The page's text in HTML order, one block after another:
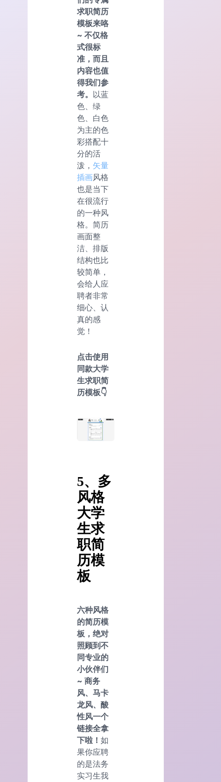
求职简历
模板来咯
~ 不仅格
式很标
准，而且
内容也值
得我们参
考。 以蓝
色、绿
色、白色
为主的色
彩搭配十
分的活
泼， 矢量
插画风格
也是当下
在很流行
的一种风
格。简历
画面整
洁、排版
结构也比
较简单，
会给人应
聘者非常
细心、认
真的感
觉！
点击使用
同款大学
生求职简
历模板👇
5、多
风格
大学
生求
职简
历模
板
六种风格
的简历模
板，绝对
照顾到不
同专业的
小伙伴们
~ 商务
风、马卡
龙风、酸
性风一个
链接全拿
下啦！ 如
果你应聘
的是法务
实习生我